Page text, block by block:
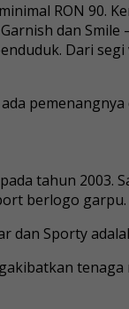
RON 90.
dan
Dari
pemenangnya
tahun 2003.
berlogo garpu.
dan Sporty